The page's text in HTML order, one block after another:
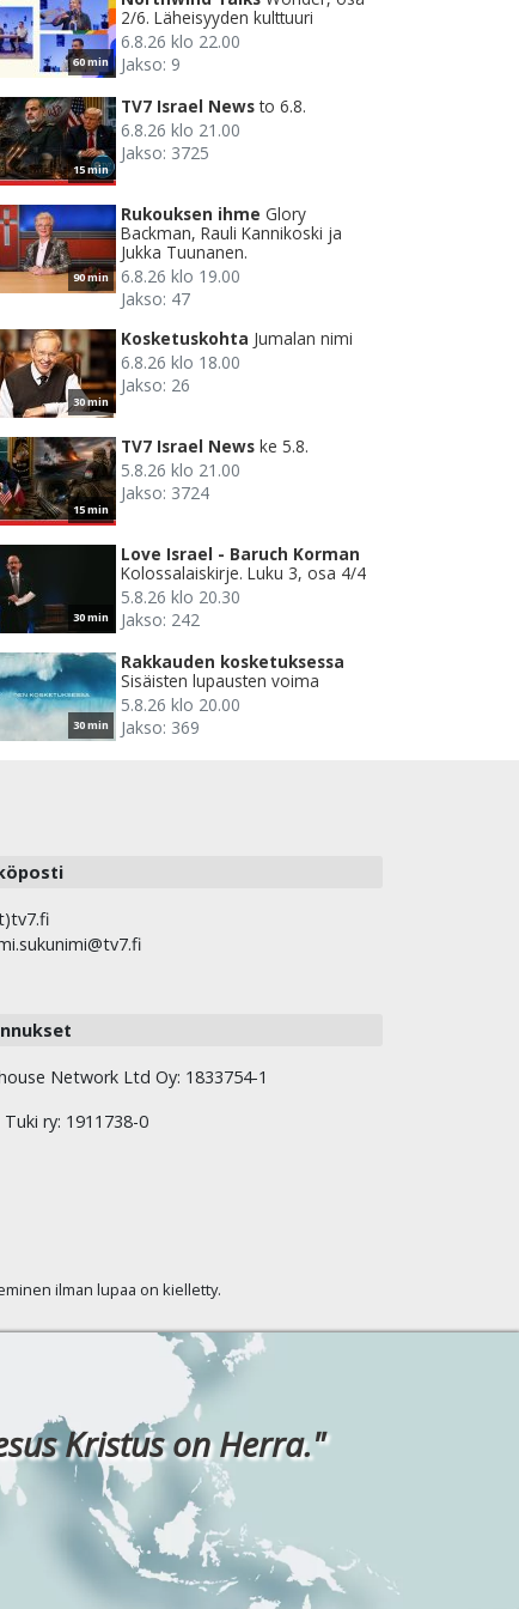
60 min
2/6. Läheisyyden kulttuuri
6.8.26 klo 22.00
Jakso: 9
15 min
TV7 Israel News to 6.8.
6.8.26 klo 21.00
Jakso: 3725
90 min
Rukouksen ihme Glory
Backman, Rauli Kannikoski ja
Jukka Tuunanen.
6.8.26 klo 19.00
Jakso: 47
30 min
Kosketuskohta Jumalan nimi
6.8.26 klo 18.00
Jakso: 26
15 min
TV7 Israel News ke 5.8.
5.8.26 klo 21.00
Jakso: 3724
30 min
Love Israel - Baruch Korman
Kolossalaiskirje. Luku 3, osa 4/4
5.8.26 klo 20.30
Jakso: 242
30 min
Rakkauden kosketuksessa
Sisäisten lupausten voima
5.8.26 klo 20.00
Jakso: 369
Network Ltd Oy: 1833754-1
Tuki ry: 1911738-0
ilman lupaa on kielletty.
Kristus on Herra."